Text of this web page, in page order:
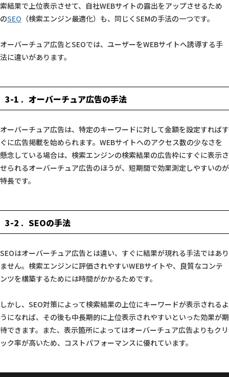
索結果で上位表示させて、自社WEBサイトの露出をアップさせるため
のSEO （検索エンジン最適化）も、同じくSEMの手法の一つです。
オーバーチュア広告とSEOでは、ユーザーをWEBサイトへ誘導する手
法に違いがあります。
3-1 オーバーチュア広告の手法
オーバーチュア広告は、特定のキーワードに対して金額を設定すればす
ぐに広告掲載を始められます。WEBサイトへのアクセス数の少なさを
懸念している場合は、検索エンジンの検索結果の広告枠にすぐに表示さ
せられるオーバーチュア広告のほうが、短期間で効果測定しやすいのが
特長です。
3-2 SEOの手法
SEOはオーバーチュア広告とは違い、すぐに結果が現れる手法ではあり
ません。検索エンジンに評価されやすいWEBサイトや、良質なコンテ
ンツを構築するためには時間がかかるためです。
しかし、SEO対策によって検索結果の上位にキーワードが表示されるよ
うになれば、その後も中長期的に上位表示されやすいといった効果が期
待できます。また、表示箇所によってはオーバーチュア広告よりもクリ
ック率が高いため、コストパフォーマンスに優れています。